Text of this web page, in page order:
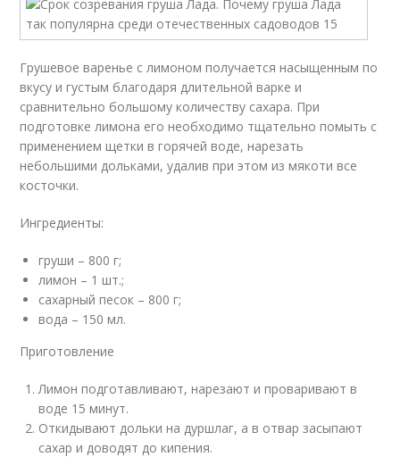
Грушевое варенье с лимоном получается насыщенным по
вкусу и густым благодаря длительной варке и
сравнительно большому количеству сахара. При
подготовке лимона его необходимо тщательно помыть с
применением щетки в горячей воде, нарезать
небольшими дольками, удалив при этом из мякоти все
косточки.
Ингредиенты:
груши – 800 г;
лимон – 1 шт.;
сахарный песок – 800 г;
вода – 150 мл.
Приготовление
Лимон подготавливают, нарезают и проваривают в
воде 15 минут.
Откидывают дольки на дуршлаг, а в отвар засыпают
сахар и доводят до кипения.